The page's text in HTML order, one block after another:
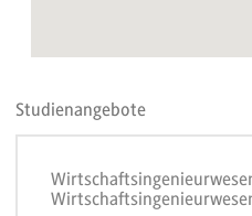
Studienangebote